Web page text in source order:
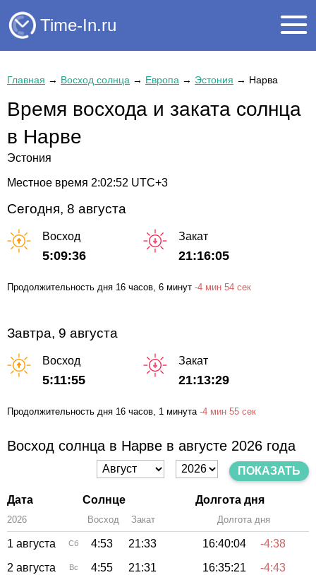
Time-In.ru
Главная → Восход солнца → Европа → Эстония → Нарва
Время восхода и заката солнца
в Нарве
Эстония
Местное время 2:02:52 UTC+3
Сегодня, 8 августа
Восход
5:09:36
Закат
21:16:05
Продолжительность дня 16 часов , 6 минут -4 мин 54 сек
Завтра, 9 августа
Восход
5:11:55
Закат
21:13:29
Продолжительность дня 16 часов, 1 минута-4 мин 55 сек
Восход солнца в Нарве в августе 2026 года
ПОКАЗАТЬ
Дата Солнце Долгота дня
2026 Восход Закат Долгота дня
1 августа Сб 4:53 21:33 16:40:04
-4:38
2 августа
Вс 4:55 21:31 16:35:21
-4:43